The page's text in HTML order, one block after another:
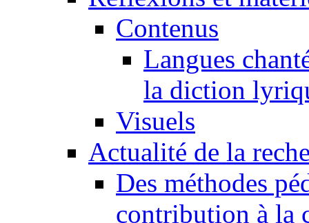
Contenus
Langues
la diction
Visuels
Actualité de la
Des méthodes
contribution à la